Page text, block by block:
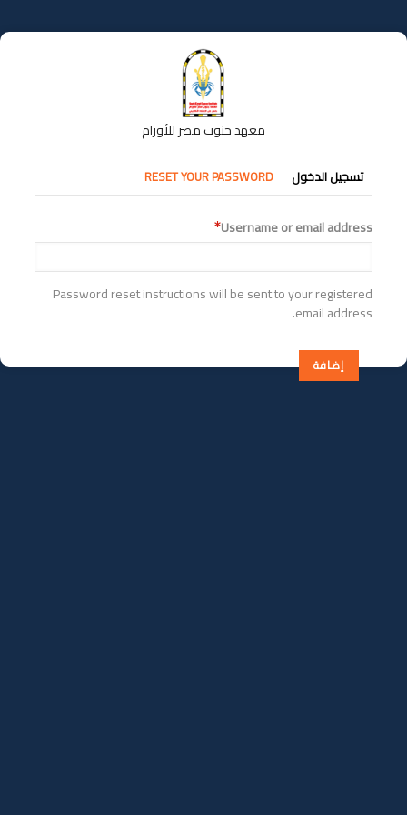
إلى
المحتوى
معهد جنوب مصر للأورام
التبويبات
الأساسية
تسجيل الدخول RESET YOUR PASSWORD
Username or email address
Password reset instructions will be sent to your registered
email address.